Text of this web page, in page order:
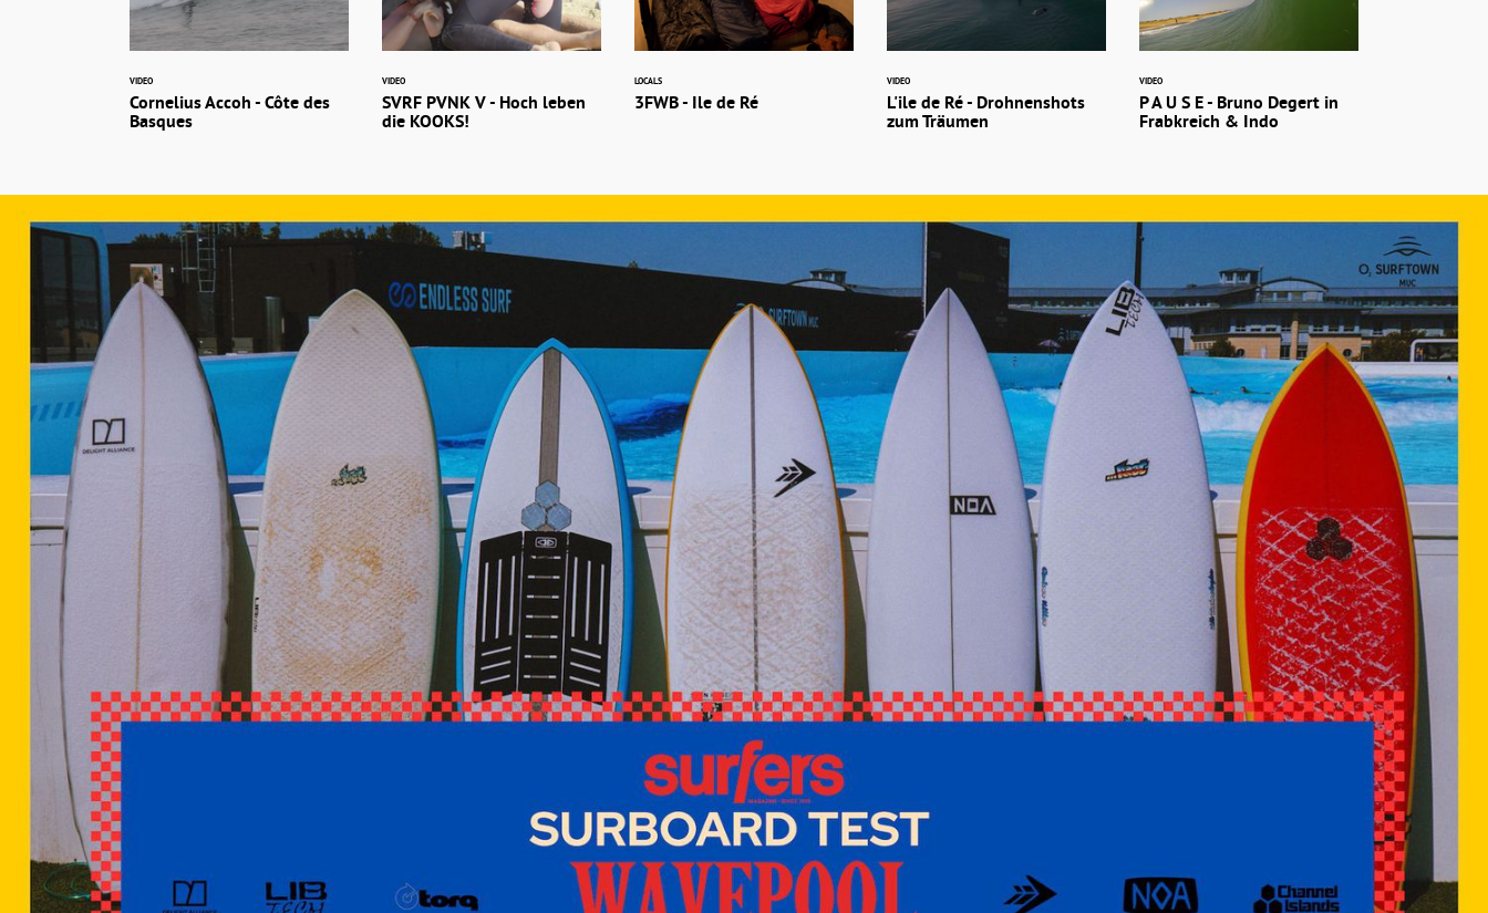
VIDEO
Cornelius Accoh - Côte des
Basques
VIDEO
SVRF PVNK V - Hoch leben
die KOOKS!
LOCALS
3FWB - Ile de Ré
VIDEO
L'ile de Ré - Drohnenshots
zum Träumen
VIDEO
P A U S E - Bruno Degert in
Frabkreich & Indo